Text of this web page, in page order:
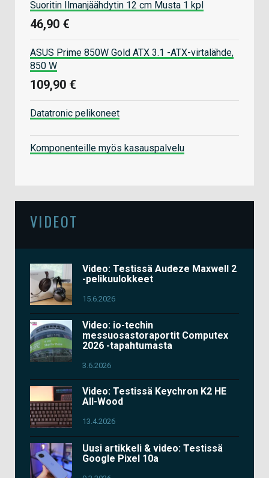
Suoritin Ilmanjäähdytin 12 cm Musta 1 kpl
46,90 €
ASUS Prime 850W Gold ATX 3.1 -ATX-virtalähde,
850 W
109,90 €
Datatronic pelikoneet
Komponenteille myös kasauspalvelu
VIDEOT
Video: Testissä Audeze Maxwell 2
-pelikuulokkeet
15.6.2026
Video: io-techin
messuosastoraportit Computex
2026 -tapahtumasta
3.6.2026
Video: Testissä Keychron K2 HE
All-Wood
13.4.2026
Uusi artikkeli & video: Testissä
Google Pixel 10a